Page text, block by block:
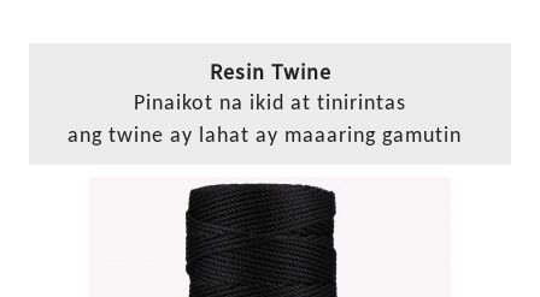
Resin Twine
Pinaikot na ikid at tinirintas
ang twine ay lahat ay maaaring gamutin